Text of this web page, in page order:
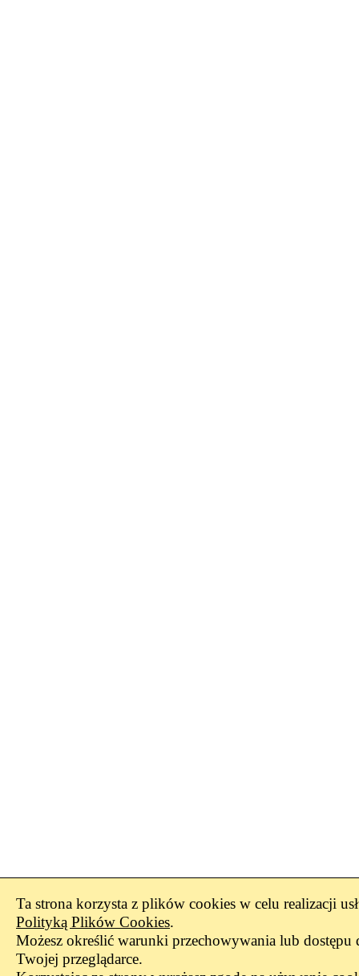
Ta strona korzysta z plików cookies w celu realizacji
Polityką Plików Cookies.
Możesz określić warunki przechowywania lub
Twojej przeglądarce.